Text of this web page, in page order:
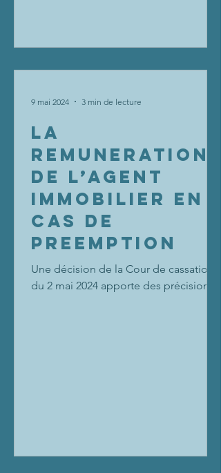
LA
REMUNERATION
DE L’AGENT
IMMOBILIER EN
CAS DE
PREEMPTION
Une décision de la Cour de cassation
du 2 mai 2024 apporte des précisions
9 mai 2024 3 min de lecture